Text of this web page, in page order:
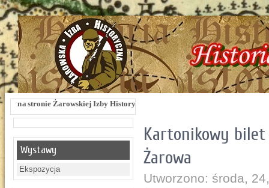
Izby Historycznej !!! Żarowska Izba Historyczna, ul. Dworcowa 3
Wystawy
Ekspozycja
Kartonikowy bilet
Żarowa
Utworzono: środa,